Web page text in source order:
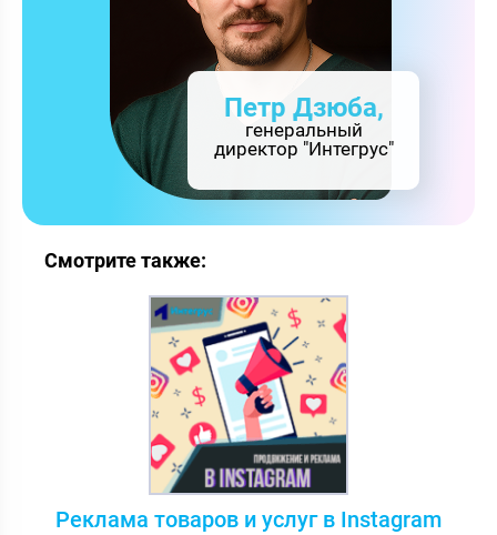
Петр Дзюба,
генеральный
директор "Интегрус"
Смотрите также:
Реклама товаров и услуг в Instagram